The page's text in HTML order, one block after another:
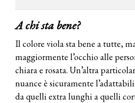
A chi sta bene?
Il colore viola sta bene a tutte,
maggiormente l’occhio alle
chiara e rosata. Un’altra
nuance è sicuramente
da quelli extra lunghi a quelli